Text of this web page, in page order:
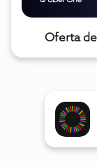
Oferta